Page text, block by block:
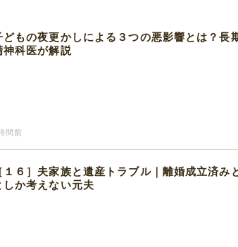
どもの夜更かしによる３つの悪影響とは？長
神科医が解説
間前
［１６］夫家族と遺産トラブル｜離婚成立済
しか考えない元夫